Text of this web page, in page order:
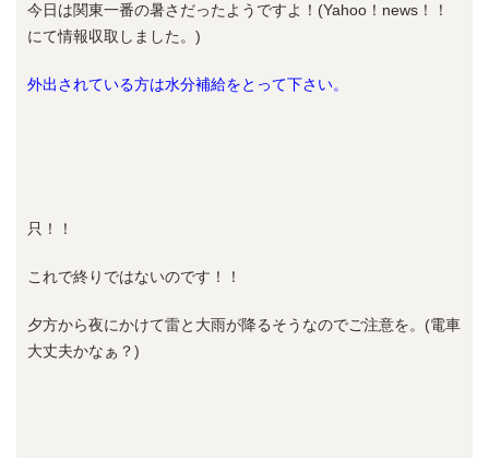
今日は関東一番の暑さだったようですよ！(Yahoo！news！！
にて情報収取しました。)
外出されている方は水分補給をとって下さい。
只！！
これで終りではないのです！！
夕方から夜にかけて雷と大雨が降るそうなのでご注意を。(電車
大丈夫かなぁ？)